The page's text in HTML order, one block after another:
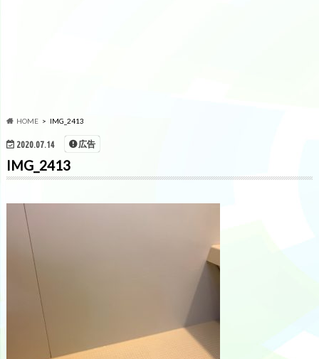
HOME IMG_2413
2020.07.14 広告
IMG_2413